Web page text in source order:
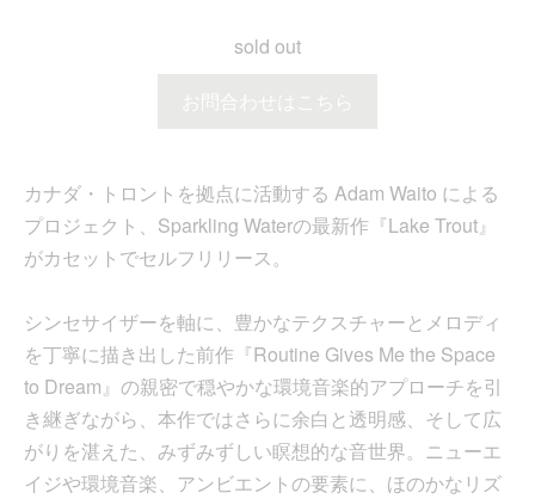
sold out
お問合わせはこちら
カナダ・トロントを拠点に活動する Adam Waito による
プロジェクト、Sparkling Waterの最新作『Lake Trout』
がカセットでセルフリリース。
シンセサイザーを軸に、豊かなテクスチャーとメロディ
を丁寧に描き出した前作『Routine Gives Me the Space
to Dream』の親密で穏やかな環境音楽的アプローチを引
き継ぎながら、本作ではさらに余白と透明感、そして広
がりを湛えた、みずみずしい瞑想的な音世界。ニューエ
イジや環境音楽、アンビエントの要素に、ほのかなリズ